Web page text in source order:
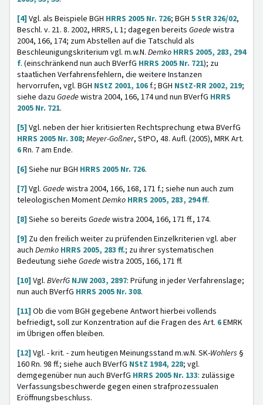
[4] Vgl. als Beispiele BGH HRRS 2005 Nr. 726; BGH 5 StR 326/02,
Beschl. v. 21. 8. 2002, HRRS, L 1; dagegen bereits Gaedewistra
2004, 166, 174; zum Abstellen auf die Tatschuld als
Beschleunigungskriterium vgl. m.w.N. Demko HRRS 2005, 283, 294
f. (einschränkend nun auch BVerfG HRRS 2005 Nr. 721); zu
staatlichen Verfahrensfehlern, die weitere Instanzen
hervorrufen, vgl. BGH NStZ 2001, 106f.; BGH NStZ-RR 2002, 219;
siehe dazu Gaedewistra 2004, 166, 174 und nun BVerfG HRRS
2005 Nr. 721.
[5] Vgl. neben der hier kritisierten Rechtsprechung etwa BVerfG
HRRS 2005 Nr. 308; Meyer-Goßner, StPO, 48. Aufl. (2005), MRK Art.
6Rn. 7 am Ende.
[6] Siehe nur BGH HRRS 2005 Nr. 726.
[7] Vgl. Gaedewistra 2004, 166, 168, 171 f.; siehe nun auch zum
teleologischen MomentDemko HRRS 2005, 283, 294 ff.
[8] Siehe so bereits Gaedewistra 2004, 166, 171 ff., 174.
[9] Zu den freilich weiter zu prüfenden Einzelkriterien vgl. aber
auch Demko HRRS 2005, 283 ff.; zu ihrer systematischen
Bedeutung siehe Gaedewistra 2005, 166, 171 ff.
[10] Vgl. BVerfG NJW 2003, 2897: Prüfung in jeder Verfahrenslage;
nun auch BVerfG HRRS 2005 Nr. 308.
[11] Ob die vom BGH gegebene Antwort hierbei vollends
befriedigt, soll zur Konzentration auf die Fragen des Art. 6EMRK
im Übrigen offen bleiben.
[12] Vgl. - krit. - zum heutigen Meinungsstand m.w.N. SK-Wohlers §
160 Rn. 98 ff.; siehe auch BVerfG NStZ 1984, 228; vgl.
demgegenüber nun auch BVerfG HRRS 2005 Nr. 133: zulässige
Verfassungsbeschwerde gegen einen strafprozessualen
Eröffnungsbeschluss.